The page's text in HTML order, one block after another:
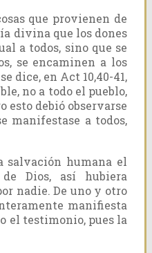
que provienen de
divina que los dones
a todos, sino que se
se encaminen a los
dice, en Act 10,40-41,
no a todo el pueblo,
esto debió observarse
manifestase a todos,
salvación humana el
Dios, así hubiera
nadie. De uno y otro
manifiesta
el testimonio, pues la